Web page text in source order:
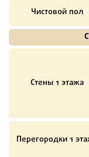
Чистовой пол
Стены 1 этажа
Перегородки 1